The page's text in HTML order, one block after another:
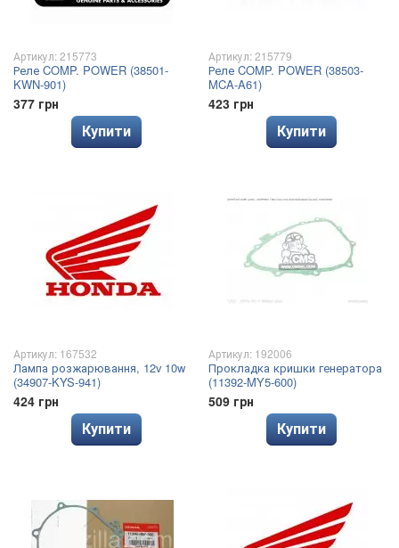
Артикул: 215773
Реле COMP. POWER (38501-
KWN-901)
377 грн
Купити
Артикул: 215779
Реле COMP. POWER (38503-
MCA-A61)
423 грн
Купити
Артикул: 167532
Лампа розжарювання, 12v 10w
(34907-KYS-941)
424 грн
Купити
Артикул: 192006
Прокладка кришки генератора
(11392-MY5-600)
509 грн
Купити